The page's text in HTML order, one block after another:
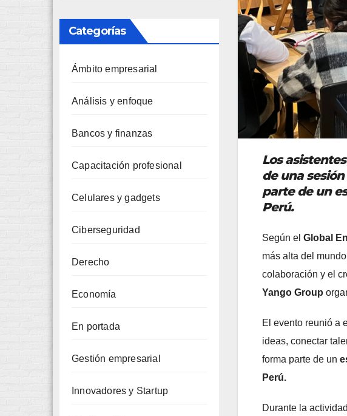
Categorías
Ámbito empresarial
Análisis y enfoque
Bancos y finanzas
Capacitación profesional
Celulares y gadgets
Ciberseguridad
Derecho
Economía
En portada
Gestión empresarial
Innovadores y Startup
Los
de una
parte de un
Perú.
Según el Global
más alta del
colaboración y el
Yango Group
El evento reunió a
ideas, conectar
forma parte de un
Perú.
Durante la